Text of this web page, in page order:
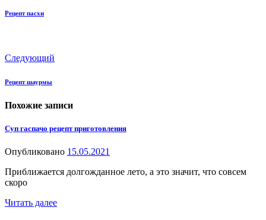
Рецепт пасхи
Следующий
Рецепт шаурмы
Похожие записи
Суп гаспачо рецепт приготовления
Опубликовано 15.05.2021
Приближается долгожданное лето, а это значит, что совсем
скоро
Читать далее